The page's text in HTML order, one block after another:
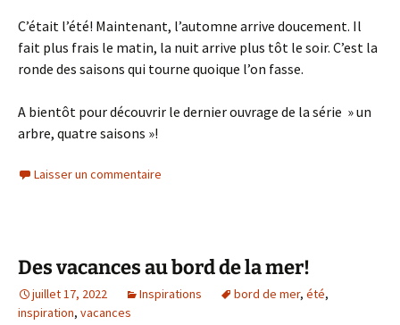
C’était l’été! Maintenant, l’automne arrive doucement. Il
fait plus frais le matin, la nuit arrive plus tôt le soir. C’est la
ronde des saisons qui tourne quoique l’on fasse.
A bientôt pour découvrir le dernier ouvrage de la série » un
arbre, quatre saisons »!
Laisser un commentaire
Des vacances au bord de la mer!
juillet 17, 2022 Inspirations bord de mer, été,
inspiration, vacances